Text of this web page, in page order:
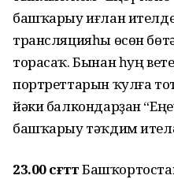
башҡарыу иғлан
трансляцияһы өсөн
торасаҡ. Бынан һуң
портреттарын ҡулға
йәки балкондарҙан
башҡарыу тәҡдим
23.00 сәғәттә